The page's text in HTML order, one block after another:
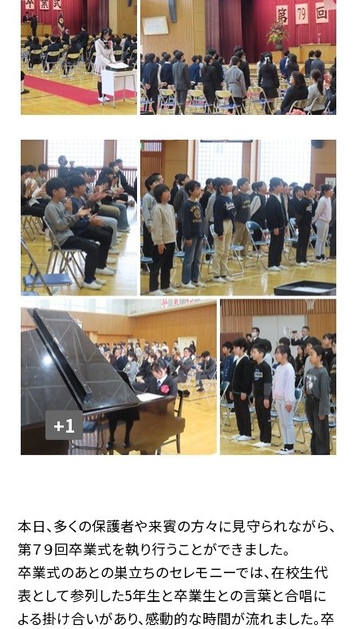
+1
本日、多くの保護者や来賓の方々に見守られながら、
第７９回卒業式を執り行うことができました。
卒業式のあとの巣立ちのセレモニーでは、在校生代
表として参列した5年生と卒業生との言葉と合唱に
よる掛け合いがあり、感動的な時間が流れました。卒